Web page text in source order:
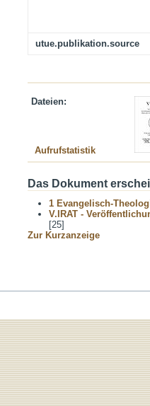
utue.publikation.source
Dateien:
Aufrufstatistik
Das Dokument
1 Evangelisch-
V.IRAT -
[25]
Zur Kurzanzeige